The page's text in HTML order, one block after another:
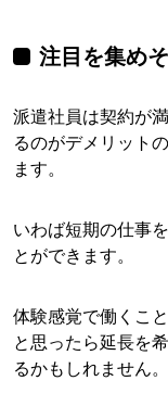
注目を集め
派遣社員は契約が
るのがデメリット
ます。
いわば短期の仕事
とができます。
体験感覚で働くこ
と思ったら延長を
るかもしれません。